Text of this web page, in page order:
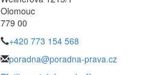
Olomouc
779 00
+420 773 154 568
poradna@poradna-prava.cz